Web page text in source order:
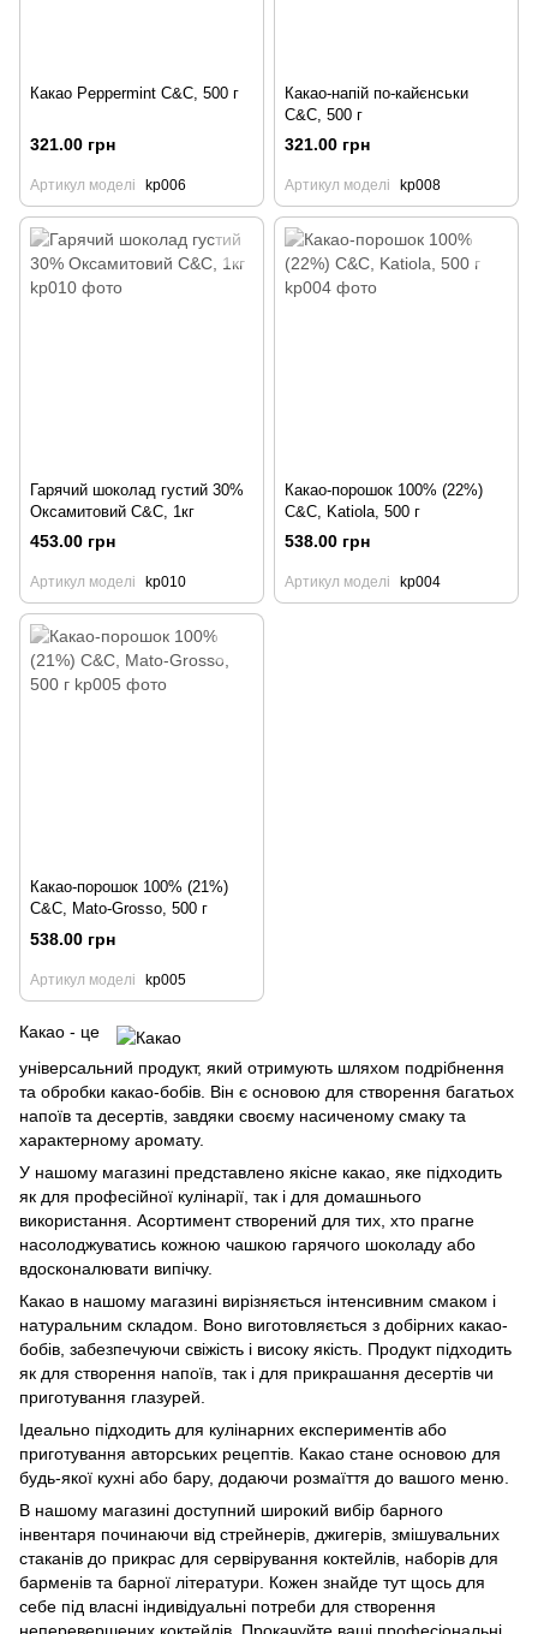
Какао Peppermint C&C, 500 г
321.00 грн
Артикул моделі kp006
Какао-напій по-кайєнськи
C&C, 500 г
321.00 грн
Артикул моделі kp008
Гарячий шоколад густий 30%
Оксамитовий C&C, 1кг
453.00 грн
Артикул моделі kp010
Какао-порошок 100% (22%)
C&C, Katiola, 500 г
538.00 грн
Артикул моделі kp004
Какао-порошок 100% (21%)
C&C, Mato-Grosso, 500 г
538.00 грн
Артикул моделі kp005
Какао - це
універсальний продукт, який отримують шляхом подрібнення
та обробки какао-бобів. Він є основою для створення багатьох
напоїв та десертів, завдяки своєму насиченому смаку та
характерному аромату.
У нашому магазині представлено якісне какао, яке підходить
як для професійної кулінарії, так і для домашнього
використання. Асортимент створений для тих, хто прагне
насолоджуватись кожною чашкою гарячого шоколаду або
вдосконалювати випічку.
Какао в нашому магазині вирізняється інтенсивним смаком і
натуральним складом. Воно виготовляється з добірних какао-
бобів, забезпечуючи свіжість і високу якість. Продукт підходить
як для створення напоїв, так і для прикрашання десертів чи
приготування глазурей.
Ідеально підходить для кулінарних експериментів або
приготування авторських рецептів. Какао стане основою для
будь-якої кухні або бару, додаючи розмаїття до вашого меню.
В нашому магазині доступний широкий вибір барного
інвентаря починаючи від стрейнерів, джигерів, змішувальних
стаканів до прикрас для сервірування коктейлів наборів для
барменів та барної літератури . Кожен знайде тут щось для
себе під власні індивідуальні потреби для створення
неперевершених коктейлів. Прокачуйте ваші професіональні